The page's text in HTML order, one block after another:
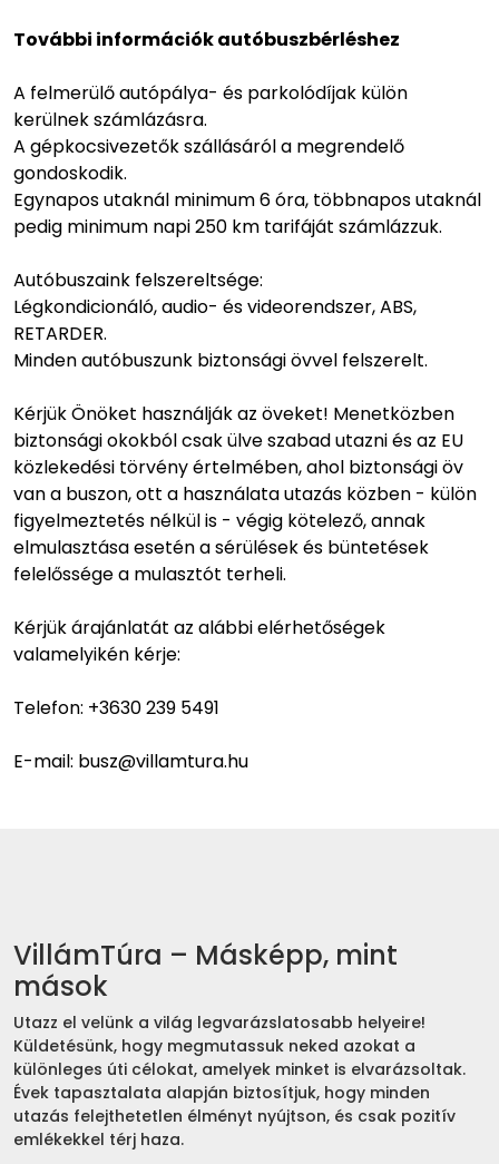
További információk autóbuszbérléshez
A felmerülő autópálya- és parkolódíjak külön
kerülnek számlázásra.
A gépkocsivezetők szállásáról a megrendelő
gondoskodik.
Egynapos utaknál minimum 6 óra, többnapos utaknál
pedig minimum napi 250 km tarifáját számlázzuk.
Autóbuszaink felszereltsége:
Légkondicionáló, audio- és videorendszer, ABS,
RETARDER.
Minden autóbuszunk biztonsági övvel felszerelt.
Kérjük Önöket használják az öveket! Menetközben
biztonsági okokból csak ülve szabad utazni és az EU
közlekedési törvény értelmében, ahol biztonsági öv
van a buszon, ott a használata utazás közben - külön
figyelmeztetés nélkül is - végig kötelező, annak
elmulasztása esetén a sérülések és büntetések
felelőssége a mulasztót terheli.
Kérjük árajánlatát az alábbi elérhetőségek
valamelyikén kérje:
Telefon: +3630 239 5491
E-mail: busz@villamtura.hu
VillámTúra – Másképp, mint
mások
Utazz el velünk a világ legvarázslatosabb helyeire!
Küldetésünk, hogy megmutassuk neked azokat a
különleges úti célokat, amelyek minket is elvarázsoltak.
Évek tapasztalata alapján biztosítjuk, hogy minden
utazás felejthetetlen élményt nyújtson, és csak pozitív
emlékekkel térj haza.